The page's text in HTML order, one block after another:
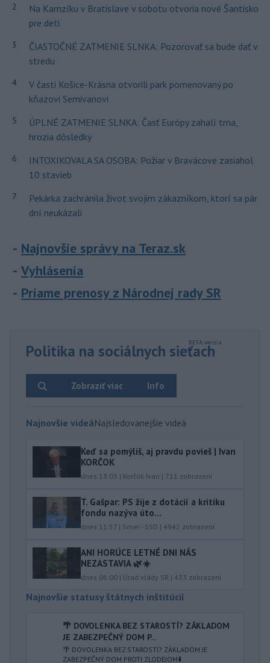
2
Na Kamzíku v Bratislave v sobotu otvoria nové Šantisko
pre deti
3
ČIASTOČNÉ ZATMENIE SLNKA: Pozorovať sa bude dať v
stredu
4
V časti Košice-Krásna otvorili park pomenovaný po
kňazovi Semivanovi
5
ÚPLNÉ ZATMENIE SLNKA: Časť Európy zahalí tma,
hrozia dôsledky
6
INTOXIKOVALA SA OSOBA: Požiar v Braväcove zasiahol
10 stavieb
7
Pekárka zachránila život svojim zákazníkom, ktorí sa pár
dní neukázali
Najnovšie správy na Teraz.sk
Vyhlásenia
Priame prenosy z Národnej rady SR
Politika na sociálnych sieťach
Info
Zobraziť viac
Najnovšie videáNajsledovanejšie videá
Keď sa pomýliš, aj pravdu povieš | Ivan
KORČOK
dnes 13:03 | Korčok Ivan | 711 zobrazení
T. Gašpar: PS žije z dotácií a kritiku
fondu nazýva úto...
dnes 11:57 | Smer - SSD | 4942 zobrazení
ANI HORÚCE LETNÉ DNI NÁS
NEZASTAVIA 🌿☀️
dnes 06:00 | Úrad vlády SR | 433 zobrazení
Najnovšie statusy štátnych inštitúcií
🌴 DOVOLENKA BEZ STAROSTÍ? ZÁKLADOM
JE ZABEZPEČNÝ DOM P...
🌴 DOVOLENKA BEZ STAROSTÍ? ZÁKLADOM JE
ZABEZPEČNÝ DOM PROTI ZLODEJOM⬇️